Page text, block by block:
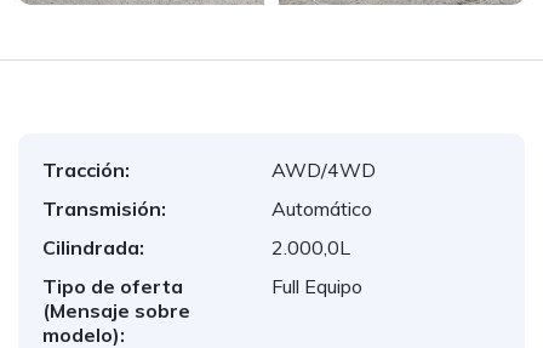
Tracción:
AWD/4WD
Transmisión:
Automático
Cilindrada:
2.000,0L
Tipo de oferta
(Mensaje sobre
modelo):
Full Equipo